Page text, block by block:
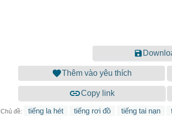
Thêm vào yêu thích
Copy link
Chủ đề: tiếng la hét tiếng rơi đồ tiếng tai nạn